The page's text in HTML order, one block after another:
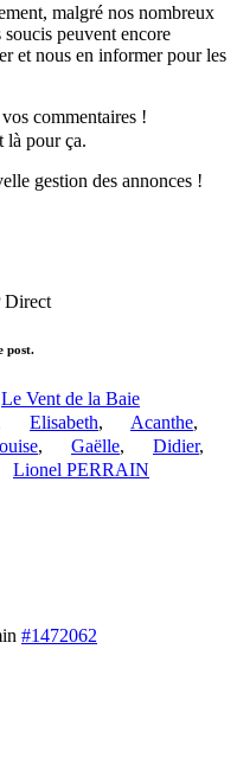
malgré nos nombreux
soucis peuvent encore
et nous en informer pour les
commentaires !
là pour ça.
gestion des annonces !
Direct
post.
Le Vent de la Baie
Elisabeth, Acanthe,
, Gaëlle, Didier,
Lionel PERRAIN
#1472062